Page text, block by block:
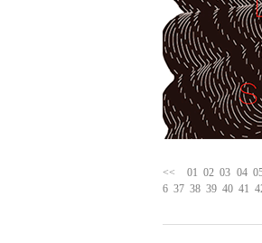
<< 01 02 03 04
6 37 38 39 40 41